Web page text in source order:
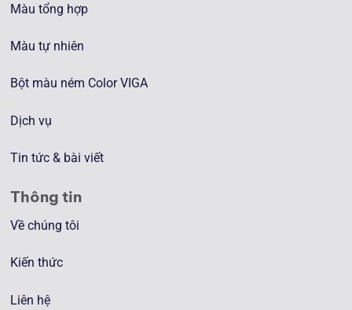
Màu tổng hợp
Màu tự nhiên
Bột màu ném Color VIGA
Dịch vụ
Tin tức & bài viết
Thông tin
Về chúng tôi
Kiến thức
Liên hệ